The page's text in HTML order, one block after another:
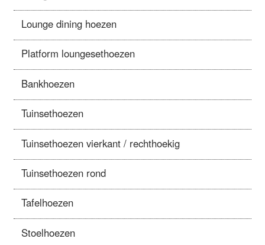
Lounge dining hoezen
Platform loungesethoezen
Bankhoezen
Tuinsethoezen
Tuinsethoezen vierkant / rechthoekig
Tuinsethoezen rond
Tafelhoezen
Stoelhoezen